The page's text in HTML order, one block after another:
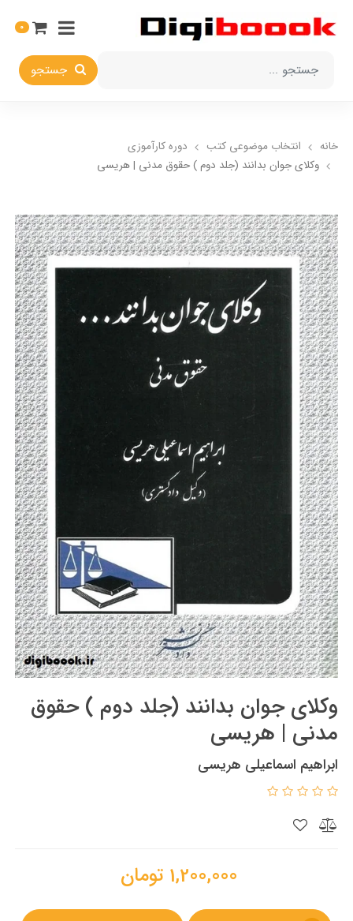
جستجو
0
خانه انتخاب​ موضوعي​ کتب
دوره کارآموزی
وکلای جوان بدانند (جلد دوم ) حقوق مدنی | هریسی
وکلای جوان بدانند (جلد دوم ) حقوق
مدنی | هریسی
ابراهیم اسماعیلی هریسی
1,200,000 تومان